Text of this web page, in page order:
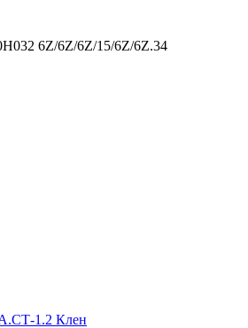
6Z/6Z/6Z/15/6Z/6Z.34